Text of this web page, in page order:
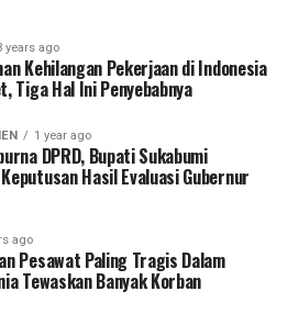
years ago
Kehilangan Pekerjaan di Indonesia
Tiga Hal Ini Penyebabnya
1 year ago
DPRD, Bupati Sukabumi
Hasil Evaluasi Gubernur
ago
Pesawat Paling Tragis Dalam
Tewaskan Banyak Korban